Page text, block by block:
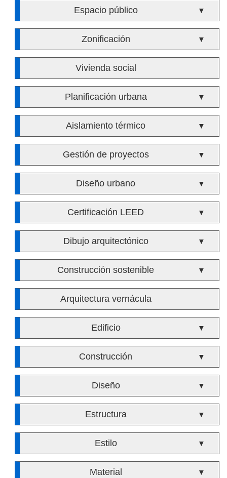
Espacio público ▼
Zonificación ▼
Vivienda social
Planificación urbana ▼
Aislamiento térmico ▼
Gestión de proyectos ▼
Diseño urbano ▼
Certificación LEED ▼
Dibujo arquitectónico ▼
Construcción sostenible ▼
Arquitectura vernácula
Edificio ▼
Construcción ▼
Diseño ▼
Estructura ▼
Estilo ▼
Material ▼